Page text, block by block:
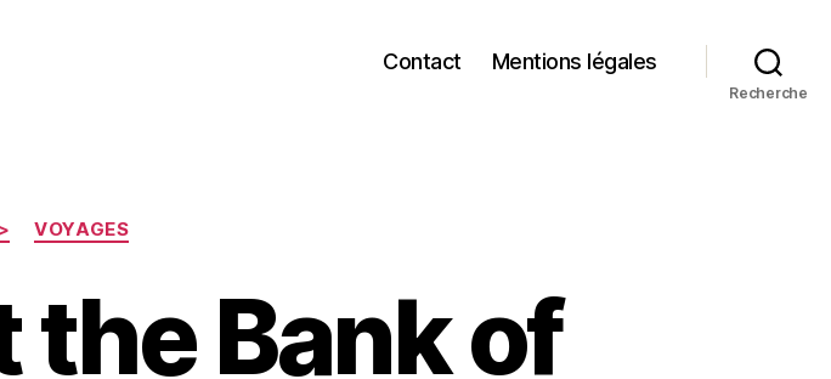
Contact Mentions légales
Recherche
Catégories
VOYAGES
the Bank of